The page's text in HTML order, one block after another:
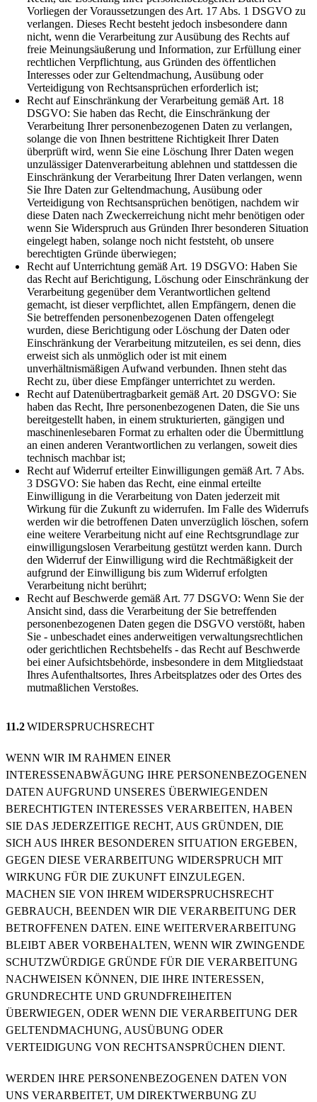
Vorliegen der Voraussetzungen des Art. 17 Abs. 1 DSGVO zu
verlangen. Dieses Recht besteht jedoch insbesondere dann
nicht, wenn die Verarbeitung zur Ausübung des Rechts auf
freie Meinungsäußerung und Information, zur Erfüllung einer
rechtlichen Verpflichtung, aus Gründen des öffentlichen
Interesses oder zur Geltendmachung, Ausübung oder
Verteidigung von Rechtsansprüchen erforderlich ist;
Recht auf Einschränkung der Verarbeitung gemäß Art. 18
DSGVO: Sie haben das Recht, die Einschränkung der
Verarbeitung Ihrer personenbezogenen Daten zu verlangen,
solange die von Ihnen bestrittene Richtigkeit Ihrer Daten
überprüft wird, wenn Sie eine Löschung Ihrer Daten wegen
unzulässiger Datenverarbeitung ablehnen und stattdessen die
Einschränkung der Verarbeitung Ihrer Daten verlangen, wenn
Sie Ihre Daten zur Geltendmachung, Ausübung oder
Verteidigung von Rechtsansprüchen benötigen, nachdem wir
diese Daten nach Zweckerreichung nicht mehr benötigen oder
wenn Sie Widerspruch aus Gründen Ihrer besonderen Situation
eingelegt haben, solange noch nicht feststeht, ob unsere
berechtigten Gründe überwiegen;
Recht auf Unterrichtung gemäß Art. 19 DSGVO: Haben Sie
das Recht auf Berichtigung, Löschung oder Einschränkung der
Verarbeitung gegenüber dem Verantwortlichen geltend
gemacht, ist dieser verpflichtet, allen Empfängern, denen die
Sie betreffenden personenbezogenen Daten offengelegt
wurden, diese Berichtigung oder Löschung der Daten oder
Einschränkung der Verarbeitung mitzuteilen, es sei denn, dies
erweist sich als unmöglich oder ist mit einem
unverhältnismäßigen Aufwand verbunden. Ihnen steht das
Recht zu, über diese Empfänger unterrichtet zu werden.
Recht auf Datenübertragbarkeit gemäß Art. 20 DSGVO: Sie
haben das Recht, Ihre personenbezogenen Daten, die Sie uns
bereitgestellt haben, in einem strukturierten, gängigen und
maschinenlesebaren Format zu erhalten oder die Übermittlung
an einen anderen Verantwortlichen zu verlangen, soweit dies
technisch machbar ist;
Recht auf Widerruf erteilter Einwilligungen gemäß Art. 7 Abs.
3 DSGVO: Sie haben das Recht, eine einmal erteilte
Einwilligung in die Verarbeitung von Daten jederzeit mit
Wirkung für die Zukunft zu widerrufen. Im Falle des Widerrufs
werden wir die betroffenen Daten unverzüglich löschen, sofern
eine weitere Verarbeitung nicht auf eine Rechtsgrundlage zur
einwilligungslosen Verarbeitung gestützt werden kann. Durch
den Widerruf der Einwilligung wird die Rechtmäßigkeit der
aufgrund der Einwilligung bis zum Widerruf erfolgten
Verarbeitung nicht berührt;
Recht auf Beschwerde gemäß Art. 77 DSGVO: Wenn Sie der
Ansicht sind, dass die Verarbeitung der Sie betreffenden
personenbezogenen Daten gegen die DSGVO verstößt, haben
Sie - unbeschadet eines anderweitigen verwaltungsrechtlichen
oder gerichtlichen Rechtsbehelfs - das Recht auf Beschwerde
bei einer Aufsichtsbehörde, insbesondere in dem Mitgliedstaat
Ihres Aufenthaltsortes, Ihres Arbeitsplatzes oder des Ortes des
mutmaßlichen Verstoßes.
11.2WIDERSPRUCHSRECHT
WENN WIR IM RAHMEN EINER
INTERESSENABWÄGUNG IHRE PERSONENBEZOGENEN
DATEN AUFGRUND UNSERES ÜBERWIEGENDEN
BERECHTIGTEN INTERESSES VERARBEITEN, HABEN
SIE DAS JEDERZEITIGE RECHT, AUS GRÜNDEN, DIE
SICH AUS IHRER BESONDEREN SITUATION ERGEBEN,
GEGEN DIESE VERARBEITUNG WIDERSPRUCH MIT
WIRKUNG FÜR DIE ZUKUNFT EINZULEGEN.
MACHEN SIE VON IHREM WIDERSPRUCHSRECHT
GEBRAUCH, BEENDEN WIR DIE VERARBEITUNG DER
BETROFFENEN DATEN. EINE WEITERVERARBEITUNG
BLEIBT ABER VORBEHALTEN, WENN WIR ZWINGENDE
SCHUTZWÜRDIGE GRÜNDE FÜR DIE VERARBEITUNG
NACHWEISEN KÖNNEN, DIE IHRE INTERESSEN,
GRUNDRECHTE UND GRUNDFREIHEITEN
ÜBERWIEGEN, ODER WENN DIE VERARBEITUNG DER
GELTENDMACHUNG, AUSÜBUNG ODER
VERTEIDIGUNG VON RECHTSANSPRÜCHEN DIENT.
WERDEN IHRE PERSONENBEZOGENEN DATEN VON
UNS VERARBEITET, UM DIREKTWERBUNG ZU